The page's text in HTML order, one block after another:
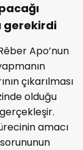
gerekirdi
Apo’nun
çıkarılması
olduğu
amacı